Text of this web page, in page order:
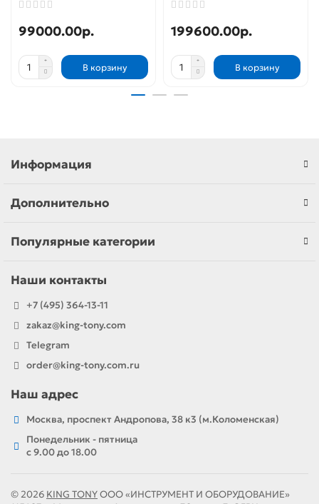
99000.00р.
В корзину
199600.00р.
В корзину
Информация
Дополнительно
Популярные категории
Наши контакты
+7 (495) 364-13-11
zakaz@king-tony.com
Telegram
order@king-tony.com.ru
Наш адрес
Москва, проспект Андропова, 38 к3 (м.Коломенская)
Понедельник - пятница
c 9.00 до 18.00
© 2026 KING TONYООО «ИНСТРУМЕНТ И ОБОРУДОВАНИЕ»